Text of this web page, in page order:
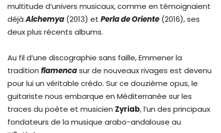
multitude d’univers musicaux, comme en témoignaient
déjàAlchemya (2013) et Perla de Oriente (2016), ses
deux plus récents albums.
Au fil d’une discographie sans faille, Emmener la
tradition flamencasur de nouveaux rivages est devenu
pour lui un véritable crédo. Sur ce douzième opus, le
guitariste nous embarque en Méditerranée sur les
traces du poète et musicien Zyriab, l’un des principaux
fondateurs de la musique arabo-andalouse au